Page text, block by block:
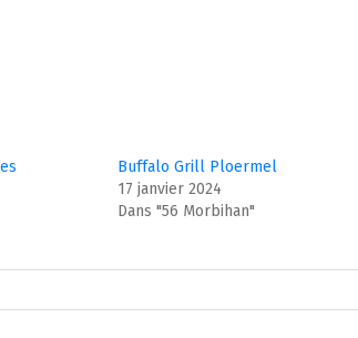
Buffalo Grill Ploermel
17 janvier 2024
Dans "56 Morbihan"